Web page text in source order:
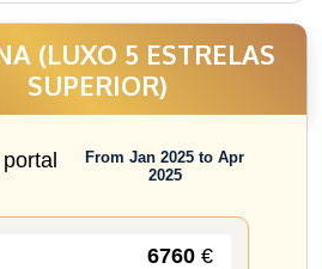
(LUXO 5 ESTRELAS
SUPERIOR)
From Jan 2025 to Apr
2025
6760 €